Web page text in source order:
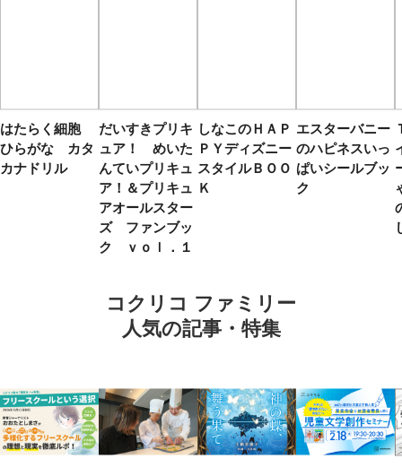
はたらく細胞
ひらがな カタ
カナドリル
だいすきプリキ
ュア！ めいた
んていプリキュ
ア！＆プリキュ
アオールスター
ズ ファンブッ
ク ｖｏｌ．１
しなこのＨＡＰ
ＰＹディズニー
スタイルＢＯＯ
Ｋ
エスターバニー
のハピネスいっ
ぱいシールブッ
ク
コクリコ ファミリー
人気の記事・特集